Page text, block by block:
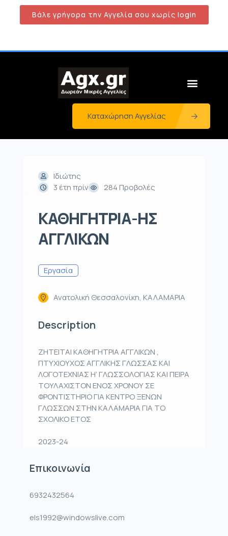
Βάλε γρήγορα την Αγγελία σου χωρίς login
Καταχώρηση Αγγελίας
Ιδιώτης
3 έτη πρίν
284 Προβολές
ΚΑΘΗΓΗΤΡΙΑ-ΗΣ
ΑΓΓΛΙΚΩΝ
Εργασία
Ανατολική Θεσσαλονίκη, ΚΑΛΑΜΑΡΙΑ
Description
ΖΗΤΕΙΤΑΙ ΚΑΘΗΓΗΤΡΙΑ ΑΓΓΛΙΚΩΝ ,
ΠΤΥΧΙΟΥΧΟΣ ΑΓΓΛΙΚΗΣ ΓΛΩΣΣΑΣ ΚΑΙ
ΛΟΓΟΤΕΧΝΙΑΣ Η’ ΓΛΩΣΣΟΛΟΓΙΑΣ ΚΑΙ ΠΕΙΡΑ
ΤΟΥΛΑΧΙΣΤΟΝ ΕΝΟΣ ΧΡΟΝΟΥ ΣΕ
ΦΡΟΝΤΙΣΤΗΡΙΟ ΓΙΑ ΚΕΝΤΡΟ ΞΕΝΩΝ
ΓΛΩΣΣΩΝ ΣΤΗΝ ΚΑΛΑΜΑΡΙΑ ΓΙΑ ΤΟ
ΣΧΟΛΙΚΟ ΕΤΟΣ
2023-24
Επικοινωνία
6932432564
els1992@windowslive.com